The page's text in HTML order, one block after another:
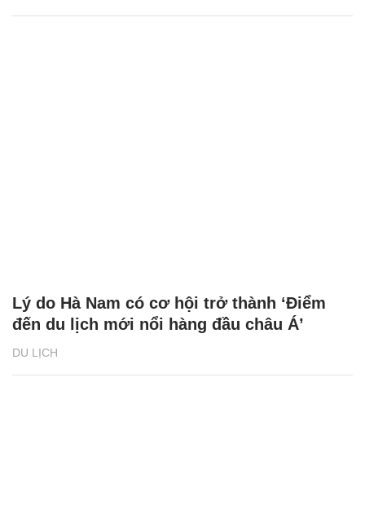
DU LỊCH
Lý do Hà Nam có cơ hội trở thành ‘Điểm
đến du lịch mới nổi hàng đầu châu Á’